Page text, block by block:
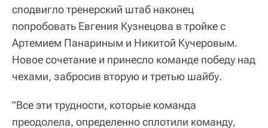
сподвигло тренерский штаб наконец
попробовать Евгения Кузнецова в тройке с
Артемием Панариным и Никитой Кучеровым.
Новое сочетание и принесло команде победу над
чехами, забросив вторую и третью шайбу.
"Все эти трудности, которые команда
преодолела, определенно сплотили команду,